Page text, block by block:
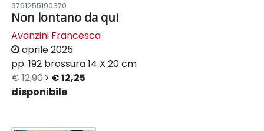
9791255190370
Non lontano da qui
Avanzini Francesca
aprile 2025
pp. 192 brossura14 X 20 cm
€ 12,90
€ 12,25
disponibile